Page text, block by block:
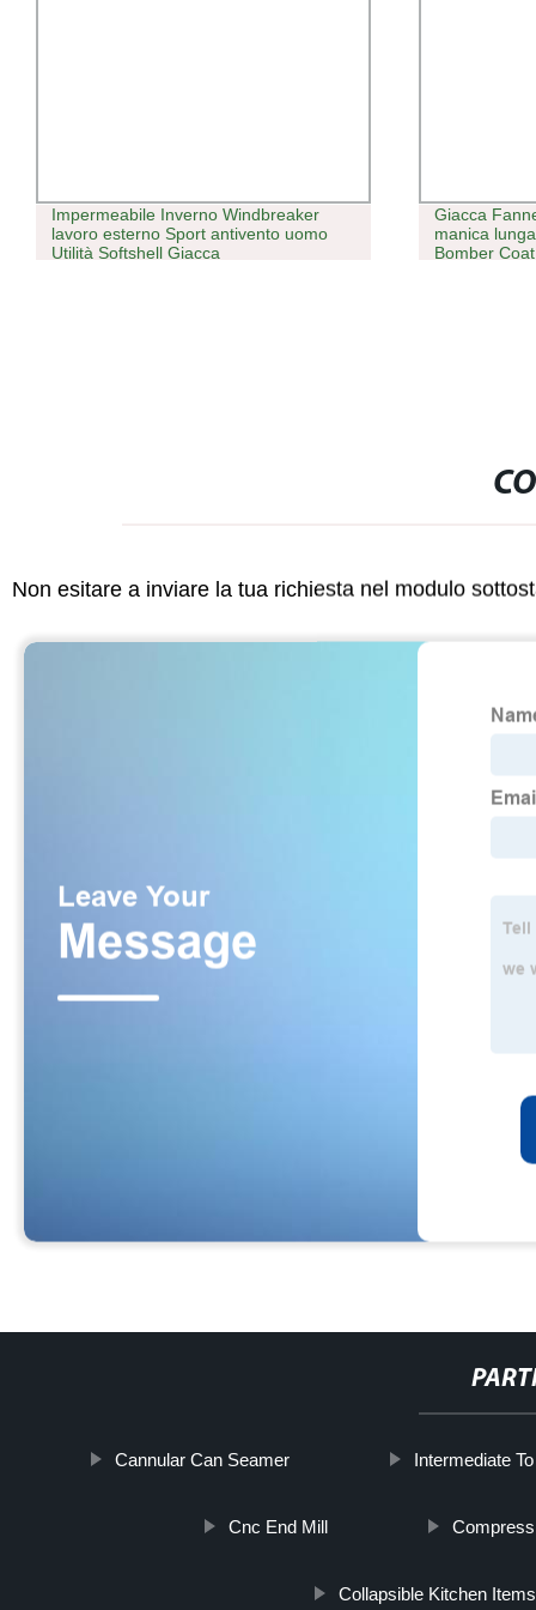
Impermeabile Inverno Windbreaker
lavoro esterno Sport antivento uomo
Utilità Softshell Giacca
Giacca
manica
Bomber Coat
Non esitare a inviare la tua richiesta nel modulo
Cannular Can Seamer Intermediate
Cnc End Mill
Collapsible Kitchen Items